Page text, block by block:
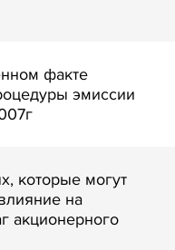
факте
эмиссии
которые могут
на
акционерного